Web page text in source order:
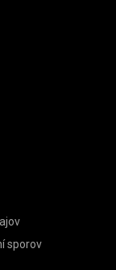
sporov